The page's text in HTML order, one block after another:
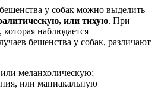
у собак можно выделить
или тихую. При
наблюдается
бешенства у собак, различают
меланхолическую;
или маниакальную